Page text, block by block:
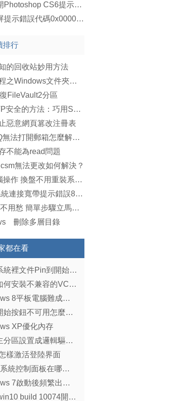
電腦打開Photoshop CS6提示配置錯誤16如何解決？
電腦藍屏提示錯誤代碼0x00000019如何解決？
排行
的回收站妙用方法
系統教程之Windows文件夾安全上鎖隱藏方法
FileVault2分區
保障FTP安全的方法：巧用SSL加密
惡意網頁篡改注冊表
騰訊QQ無法打開郵箱怎麼解決？
不能為read問題
無法更改如何解決？
6圖無腦操作 換盤不用重裝系統了！
Win7系統連接寬帶提示錯誤815如何解決？
重裝IIS不用愁 簡單步驟立馬搞定
刪除多層目錄
都在看
Win8系統裡文件Pin到開始屏幕技巧
Win7如何安裝不兼容的VC++6.0（圖文）
Windows 8平板電腦難成主流的10大緣由
Win8開始按鈕不可用怎麼辦?Win8開始按鈕沒反應的解決方法
XP優化內存
Win7主分區設置成邏輯驅動器的技巧
樣激活登陸界面
Win10系統控制面板在哪？Win10控制面板怎麼打開？
Windows 7啟動後頻繁出現假死解決辦法
[教程]win10 build 10074開始菜單暗藏背景模糊特技